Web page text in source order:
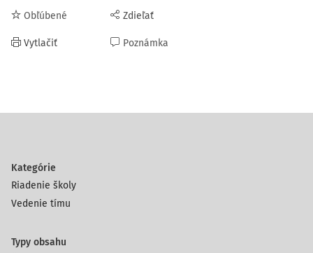
Obľúbené
Vytlačiť
Zdieľať
Poznámka
Kategórie
Riadenie školy
Vedenie tímu
Typy obsahu